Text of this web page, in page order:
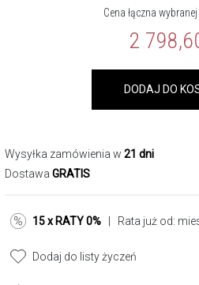
Cena łączna
2
DODAJ DO
Wysyłka zamówienia w 21 dni
Dostawa GRATIS
15 x RATY 0% | Rata już od:
Dodaj do listy życzeń